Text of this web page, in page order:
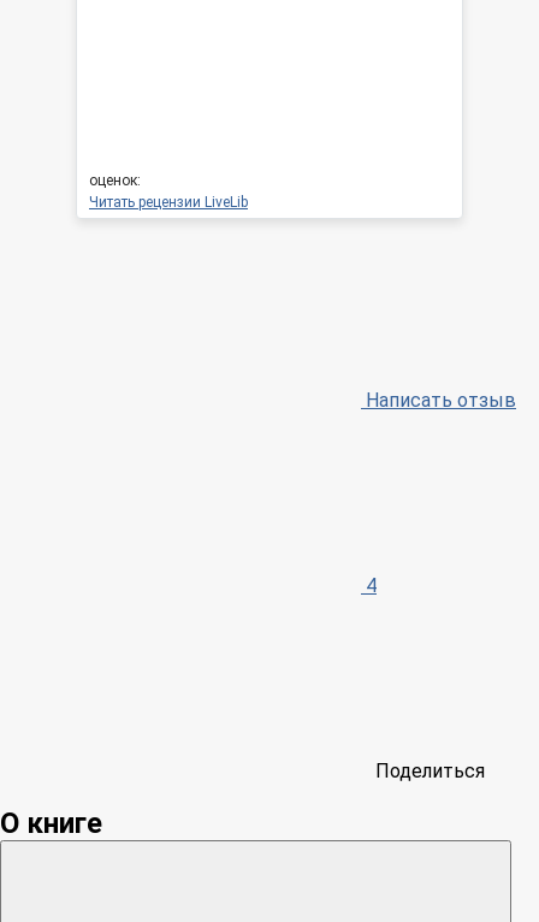
оценок:
Читать рецензии LiveLib
Написать отзыв
4
Поделиться
О книге